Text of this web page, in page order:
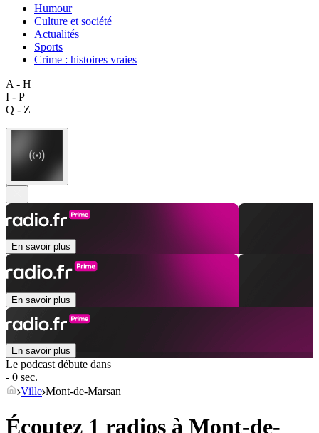
Humour
Culture et société
Actualités
Sports
Crime : histoires vraies
A - H
I - P
Q - Z
En savoir plus
En savoir plus
En savoir plus
Le podcast débute dans
- 0 sec.
Ville Mont-de-Marsan
Écoutez 1 radios à Mont-de-